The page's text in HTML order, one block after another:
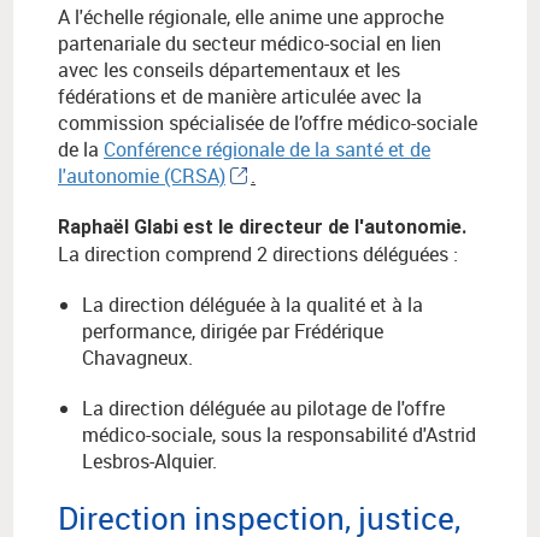
A l'échelle régionale, elle anime une approche
partenariale du secteur médico-social en lien
avec les conseils départementaux et les
fédérations et de manière articulée avec la
commission spécialisée de l’offre médico-sociale
de la Conférence régionale de la santé et de
l'autonomie (CRSA)
.
Raphaël Glabi est le directeur de l'autonomie.
La direction comprend 2 directions déléguées :
La direction déléguée à la qualité et à la
performance, dirigée par Frédérique
Chavagneux.
La direction déléguée au pilotage de l'offre
médico-sociale, sous la responsabilité d'Astrid
Lesbros-Alquier.
Direction inspection, justice,